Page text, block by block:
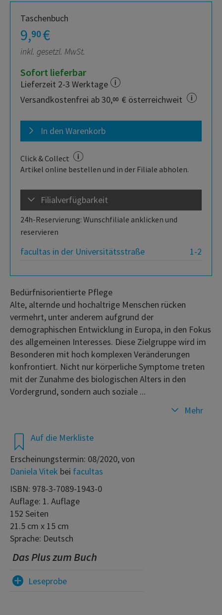
Taschenbuch
9,90€
inkl. gesetzl. MwSt.
Sofort lieferbar
Lieferzeit 2-3 Werktage
Versandkostenfrei ab 30,00 € österreichweit
In den Warenkorb
Click & Collect
Artikel online bestellen und in der Filiale abholen.
Filialverfügbarkeit
24h-Reservierung: Wunschfiliale anklicken und
reservieren
1-2
facultas in der Universitätsstraße
Auf die Merkliste
Erscheinungstermin: 08/2020, von
Daniela Vitek bei facultas
ISBN: 978-3-7089-1943-0
Auflage: 1. Auflage
152 Seiten
21.5 cm x 15 cm
Sprache: Deutsch
Das Plus zum Buch
Leseprobe
Bedürfnisorientierte Pflege
Alte, alternde und hochaltrige Menschen rücken
vermehrt, unter anderem aufgrund der
demographischen Entwicklung in Europa, in den Fokus
des allgemeinen Interesses. Diese Zielgruppe wird im
Besonderen mit hoch komplexen Veränderungen
konfrontiert. Nicht nur körperliche Symptome treten
mit der Zunahme des biologischen Alters in den
Vordergrund, sondern auch soziale ...
Mehr